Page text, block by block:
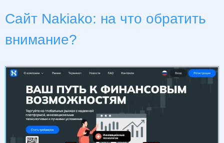
Сайт Nakiako: на что обратить
внимание?